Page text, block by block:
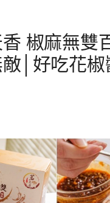
椒麻無雙
│好吃花